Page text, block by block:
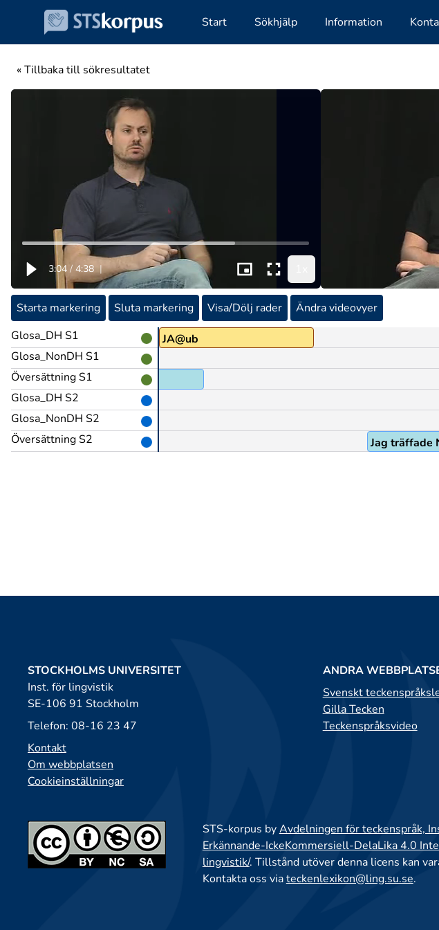
Start Sökhjälp Information
« Tillbaka till sökresultatet
3:04 / 4:38 |
Starta markering Sluta markering Visa/Dölj rader
Ändra videovyer
Glosa_DH S1
Glosa_NonDH S1
Översättning S1
Glosa_DH S2
Glosa_NonDH S2
Översättning S2
JA@ub
Jag träffade
STOCKHOLMS UNIVERSITET
Inst. för lingvistik
SE-106 91 Stockholm
Telefon: 08-16 23 47
Kontakt
Om webbplatsen
Cookieinställningar
ANDRA
Svenskt
Gilla Tecken
Teckenspråksvideo
STS-korpus byAvdelningen för teckenspråk,
Erkännande-IckeKommersiell-DelaLika 4.0
lingvistik/. Tillstånd utöver denna licens kan
Kontakta oss viateckenlexikon@ling.su.se.